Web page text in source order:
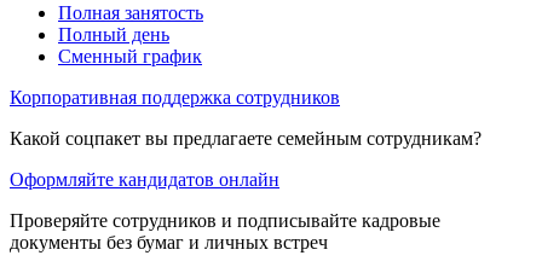
Полная занятость
Полный день
Сменный график
Корпоративная поддержка сотрудников
Какой соцпакет вы предлагаете семейным сотрудникам?
Оформляйте кандидатов онлайн
Проверяйте сотрудников и подписывайте кадровые
документы без бумаг и личных встреч